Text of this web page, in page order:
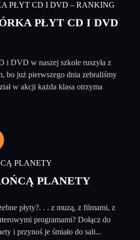
PŁYT CD I DVD
i DVD w naszej szkole ruszyła z
bo już pierwszego dnia zebraliśmy
w akcji każda klasa otrzyma
PLANETY
płyty?. . . z muzą, z filmami, z
programami? Dołącz do
i przynoś je śmiało do sali...